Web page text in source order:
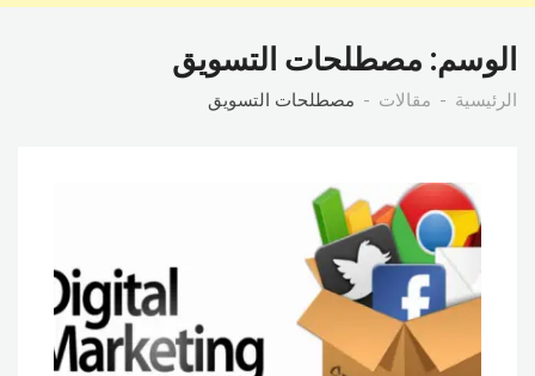
الوسم: مصطلحات التسويق
الرئيسية مقالات مصطلحات التسويق